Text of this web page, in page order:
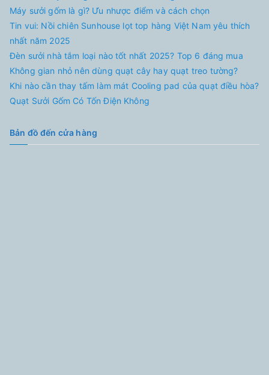
Máy sưởi gốm là gì? Ưu nhược điểm và cách chọn
Tin vui: Nồi chiên Sunhouse lọt top hàng Việt Nam yêu thích
nhất năm 2025
Đèn sưởi nhà tắm loại nào tốt nhất 2025? Top 6 đáng mua
Không gian nhỏ nên dùng quạt cây hay quạt treo tường?
Khi nào cần thay tấm làm mát Cooling pad của quạt điều hòa?
Quạt Sưởi Gốm Có Tốn Điện Không
Bản đồ đến cửa hàng